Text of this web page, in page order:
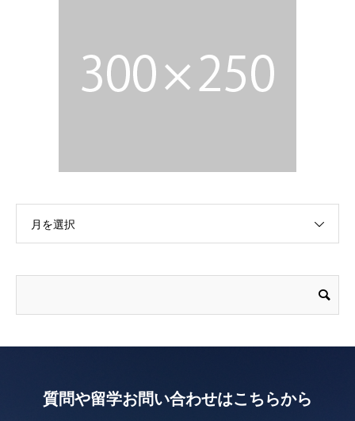
月を選択
質問や留学お問い合わせはこちらから